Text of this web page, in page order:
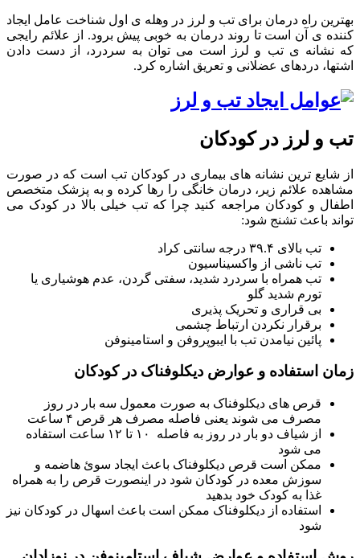
بهترین راه درمان برای تب و لرز در وهله ی اول شناخت عامل ایجاد
کننده ی آن است تا روند درمان به خوبی پیش برود. از علائم رایجی
که نشانه ی تب و لرز است می توان به سردرد، از دست دادن
اشتها، دردهای عضلانی و تعریق اشاره کرد.
تب و لرز در کودکان
از شایع ترین نشانه های بیماری در کودکان تب است که در صورت
مشاهده علائم زیر، درمان خانگی را رها کرده و به پزشک متخصص
اطفال و کودکان مراجعه کنید چرا که تب خیلی بالا در کودک می
تواند باعث تشنج شود:
تب بالای ۳۹.۴ درجه سانتی کراد
تب ناشی از واکسیناسیون
تب همراه با سردرد شدید، سفتی گردن، عدم هوشیاری یا
تورم شدید گلو
بی قراری و تحریک پذیری
برقرار نکردن ارتباط چشمی
پائین نیامدن تب با ایبوپروفن و استامینوفن
زمان استفاده و عوارض دیکلوفناک در کودکان
قرص های دیکلوفناک به صورت معمول سه بار در روز
مصرف می شوند یعنی فاصله مصرف هر قرص ۴ ساعت
از شیاف دو بار در روز به فاصله ۱۰ تا ۱۲ ساعت استفاده
می شود
ممکن است قرص دیکلوفناک باعث ایجاد سوئ هاضمه و
سوزش معده در کودکان شود در اینصورت قرص را به همراه
غذا به کودک خود بدهید
استفاده از دیکلوفناک ممکن است باعث اسهال در کودکان نیز
شود